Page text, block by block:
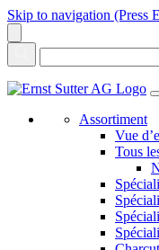
Skip to navigation (Press
Assortiment
Vue
Tous